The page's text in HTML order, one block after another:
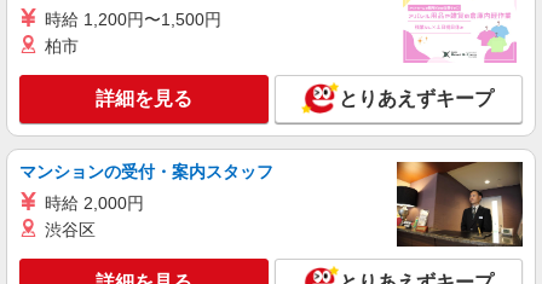
時給 1,200円〜1,500円
柏市
詳細を見る とりあえずキープ
マンションの受付・案内スタッフ
時給 2,000円
渋谷区